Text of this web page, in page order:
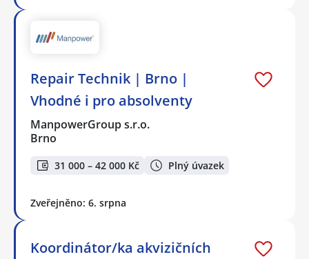
Repair Technik | Brno |
Vhodné i pro absolventy
ManpowerGroup s.r.o.
Brno
31 000 – 42 000 Kč Plný úvazek
Zveřejněno: 6. srpna
Koordinátor/ka akvizičních